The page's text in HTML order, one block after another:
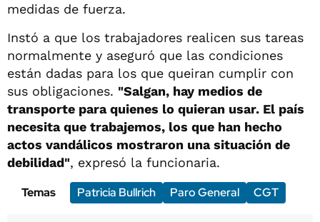
medidas de fuerza.
Instó a que los trabajadores realicen sus tareas
normalmente y aseguró que las condiciones
están dadas para los que queiran cumplir con
sus obligaciones. "Salgan, hay medios de
transporte para quienes lo quieran usar. El país
necesita que trabajemos, los que han hecho
actos vandálicos mostraron una situación de
debilidad", expresó la funcionaria.
Temas
Patricia Bullrich Paro General CGT